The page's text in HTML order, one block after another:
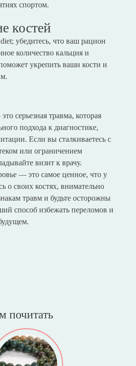
спортом.
костей
убедитесь, что ваш рацион
количество кальция и
укрепить ваши кости и
серьезная травма, которая
подхода к диагностике,
Если вы сталкиваетесь с
или ограничением
визит к врачу.
— это самое ценное, что у
о своих костях, внимательно
травм и будьте осторожны
способ избежать переломов и
почитать